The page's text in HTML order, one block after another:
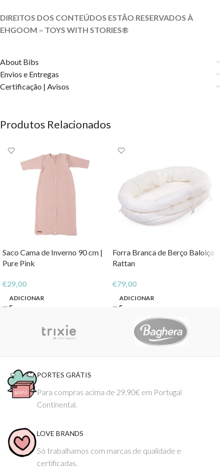
DIREITOS DOS CONTEÚDOS ESTÃO RESERVADOS À
EHGOOM – TOYS WITH STORIES®️
About Bibs
Envios e Entregas
Certificação | Avisos
Produtos Relacionados
Saco Cama de Inverno 90 cm |
Pure Pink
€29,00
ADICIONAR
Forra Branca de Berço Baloiço
Rattan
€79,00
ADICIONAR
PORTES GRÁTIS
Para compras acima de 29.90€ em Portugal
Continental.
LOVE BRANDS
Só trabalhamos com marcas de qualidade e
certificadas.